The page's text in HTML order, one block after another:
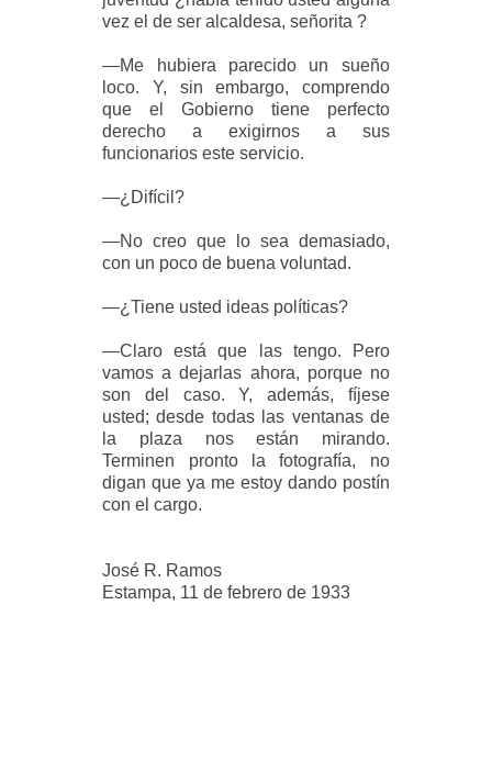
vez el de ser alcaldesa, señorita ?
—Me hubiera parecido un sueño
loco. Y, sin embargo, comprendo
que el Gobierno tiene perfecto
derecho a exigirnos a sus
funcionarios este servicio.
—¿Difícil?
—No creo que lo sea demasiado,
con un poco de buena voluntad.
—¿Tiene usted ideas políticas?
—Claro está que las tengo. Pero
vamos a dejarlas ahora, porque no
son del caso. Y, además, fíjese
usted; desde todas las ventanas de
la plaza nos están mirando.
Terminen pronto la fotografía, no
digan que ya me estoy dando postín
con el cargo.
José R. Ramos
Estampa, 11 de febrero de 1933